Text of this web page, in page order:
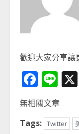
歡迎大家分享讓
無相關文章
Tags: Twitter